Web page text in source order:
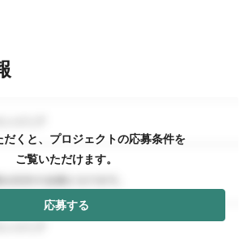
だくと、プロジェクトの応募条件を
ご覧いただけます。
応募する